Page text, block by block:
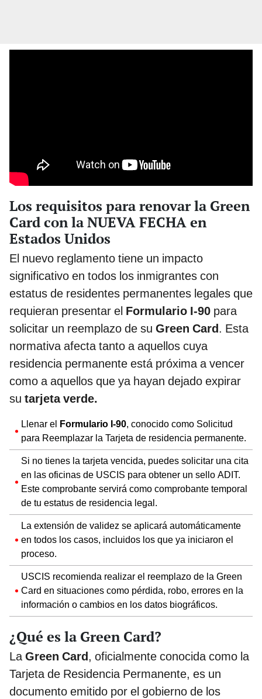
Los requisitos para renovar la Green
Card con la NUEVA FECHA en
Estados Unidos
El nuevo reglamento tiene un impacto
significativo en todos los inmigrantes con
estatus de residentes permanentes legales que
requieran presentar el Formulario I-90 para
solicitar un reemplazo de su Green Card. Esta
normativa afecta tanto a aquellos cuya
residencia permanente está próxima a vencer
como a aquellos que ya hayan dejado expirar
su tarjeta verde.
Llenar el Formulario I-90, conocido como Solicitud
para Reemplazar la Tarjeta de residencia permanente.
Si no tienes la tarjeta vencida, puedes solicitar una cita
en las oficinas de USCIS para obtener un sello ADIT.
Este comprobante servirá como comprobante temporal
de tu estatus de residencia legal.
La extensión de validez se aplicará automáticamente
en todos los casos, incluidos los que ya iniciaron el
proceso.
USCIS recomienda realizar el reemplazo de la Green
Card en situaciones como pérdida, robo, errores en la
información o cambios en los datos biográficos.
¿Qué es la Green Card?
La Green Card, oficialmente conocida como la
Tarjeta de Residencia Permanente, es un
documento emitido por el gobierno de los